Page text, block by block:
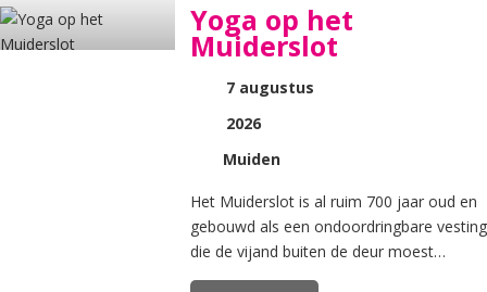
Yoga op het
Muiderslot
7 augustus
2026
Muiden
Het Muiderslot is al ruim 700 jaar oud en
gebouwd als een ondoordringbare vesting
die de vijand buiten de deur moest
houden.